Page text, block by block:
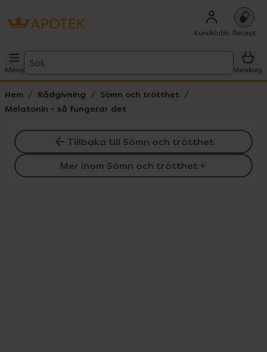
Kundklubb Recept
Meny
Sök
Varukorg
Hem Rådgivning
Sömn och trötthet
Melatonin - så fungerar det
Tillbaka till Sömn och trötthet
Mer inom Sömn och trötthet